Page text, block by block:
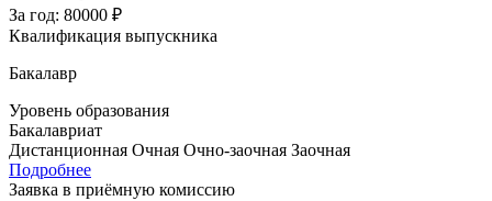
За год: 80000 ₽
Квалификация выпускника
Бакалавр
Уровень образования
Бакалавриат
Дистанционная Очная Очно-заочная Заочная
Подробнее
Заявка в приёмную комиссию